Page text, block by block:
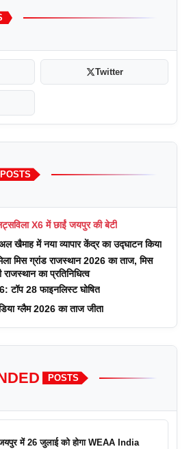
Twitter
POSTS
X6 में छाईं जयपुर की बेटी
खैमाह में नया व्यापार केंद्र का उद्घाटन किया
मिला मिस ग्रांड राजस्थान 2026 का ताज, मिस
का प्रतिनिधित्व
टॉप 28 फाइनलिस्ट घोषित
ग्लैम 2026 का ताज जीता
POSTS
में 26 जुलाई को होगा WEAA India